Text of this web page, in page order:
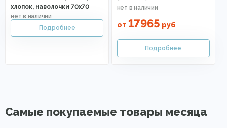
хлопок, наволочки 70х70
от 17965 руб
Самые покупаемые товары месяца